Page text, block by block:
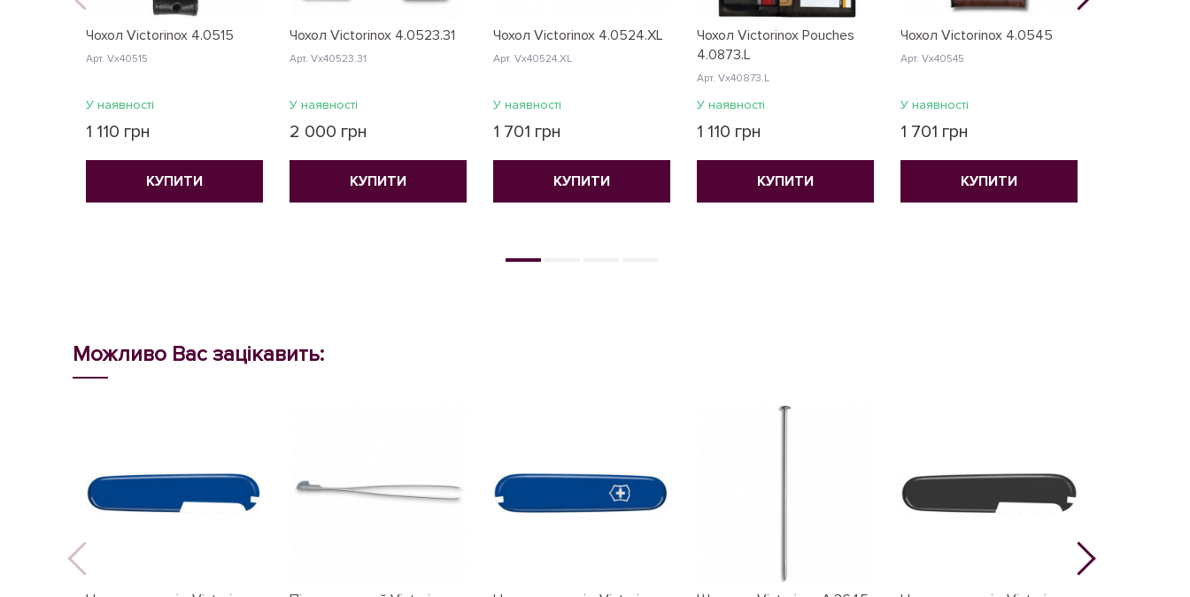
Чохол Victorinox 4.0515
Арт. Vx40515
У наявності
1 110 грн
КУПИТИ
Чохол Victorinox 4.0523.31
Арт. Vx40523.31
У наявності
2 000 грн
КУПИТИ
Чохол Victorinox 4.0524.XL
Арт. Vx40524.XL
У наявності
1 701 грн
КУПИТИ
Чохол Victorinox Pouches
4.0873.L
Арт. Vx40873.L
У наявності
1 110 грн
КУПИТИ
Чохол Victorinox 4.0545
Арт. Vx40545
У наявності
1 701 грн
КУПИТИ
Можливо Вас зацікавить: